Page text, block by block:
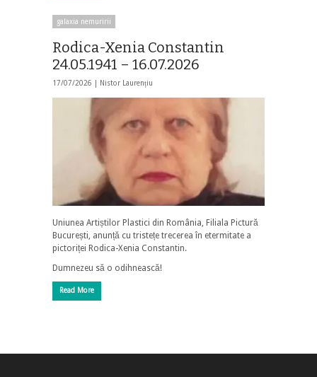
galaxia nemuririi
Rodica-Xenia Constantin
24.05.1941 – 16.07.2026
17/07/2026 | Nistor Laurențiu
Uniunea Artiștilor Plastici din România, Filiala Pictură
București, anunță cu tristețe trecerea în etermitate a
pictoriței Rodica-Xenia Constantin.
Dumnezeu să o odihnească!
Read More